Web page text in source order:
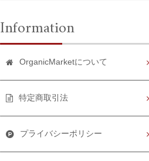
Information
OrganicMarketについて
特定商取引法
プライバシーポリシー